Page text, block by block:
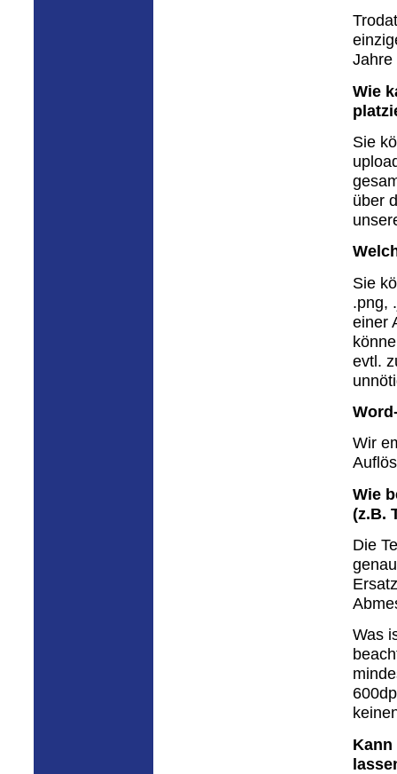
Jahre
Wie
Sie
über
Sie
.png,
einer
evtl.
Wir
Wie
(z.B.
Die
Was